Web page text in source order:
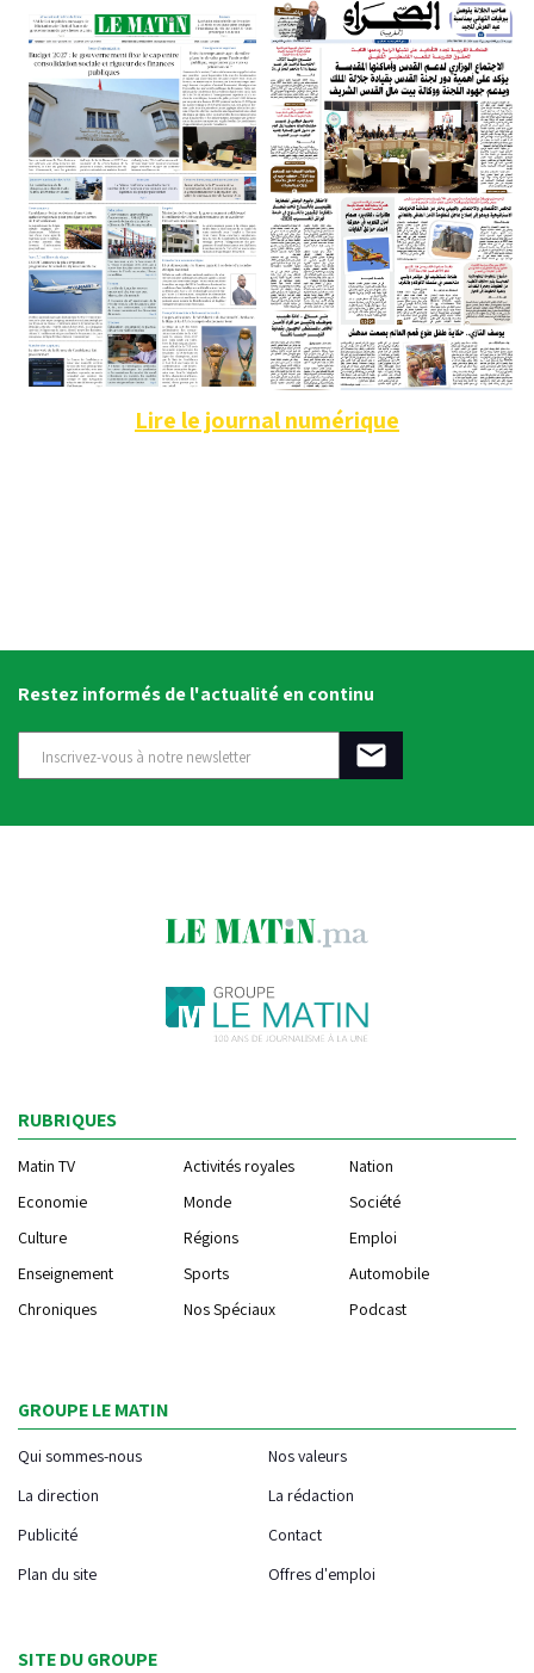
Lire le journal numérique
Restez informés de l'actualité en continu
RUBRIQUES
Matin TV Activités royales
Nation
Economie
Monde
Société
Culture
Régions
Emploi
Enseignement
Sports
Automobile
Chroniques
Nos Spéciaux Podcast
GROUPE LE MATIN
Qui sommes-nous
Nos valeurs
La direction
La rédaction
Publicité
Contact
Plan du site
Offres d'emploi
SITE DU GROUPE